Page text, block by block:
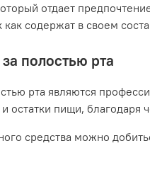
отдает
содержат в своем
полостью рта
рта являются
остатки пищи, благодаря
средства можно